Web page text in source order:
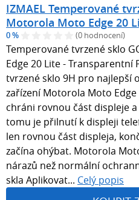
IZMAEL Temperované
Motorola Moto Edge 20
0 % (0 hodnocení)
Temperované tvrzené sklo
Edge 20 Lite -
tvrzené sklo 9H pro najlepší
zařízení Motorola Moto
chráni rovnou část displeje
tomu je přilnutí k displeji
len rovnou část displeja,
začína ohýbat. Motorola
nárazů než normální
skla Aplikovat... Celý popis